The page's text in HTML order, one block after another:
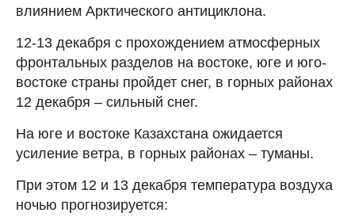
влиянием Арктического антициклона.
12-13 декабря с прохождением атмосферных
фронтальных разделов на востоке, юге и юго-
востоке страны пройдет снег, в горных районах
12 декабря – сильный снег.
На юге и востоке Казахстана ожидается
усиление ветра, в горных районах – туманы.
При этом 12 и 13 декабря температура воздуха
ночью прогнозируется: